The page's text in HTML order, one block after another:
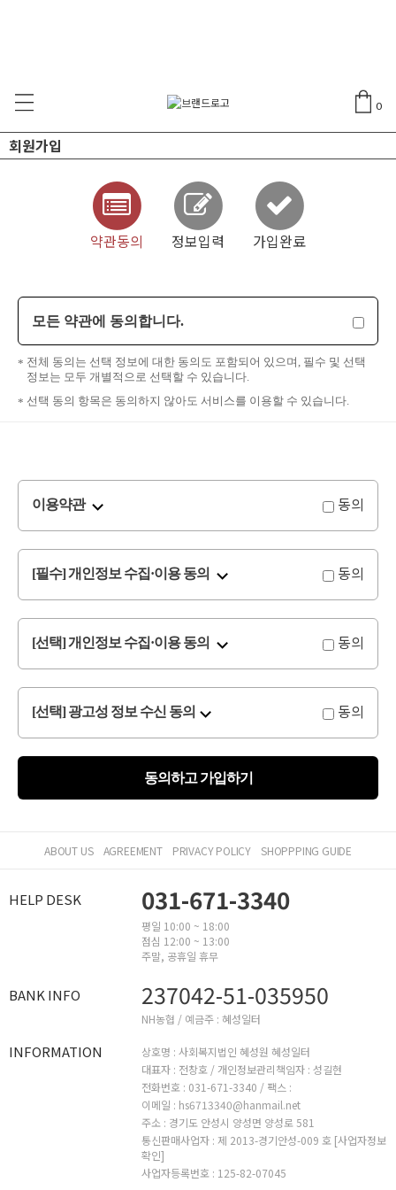
0
회원가입
약관동의 정보입력 가입완료
모든 약관에 동의합니다.
전체 동의는 선택 정보에 대한 동의도 포함되어 있으며, 필수 및 선택
정보는 모두 개별적으로 선택할 수 있습니다.
선택 동의 항목은 동의하지 않아도 서비스를 이용할 수 있습니다.
이용약관 동의
[필수] 개인정보 수집·이용 동의 동의
[선택] 개인정보 수집·이용 동의 동의
[선택] 광고성 정보 수신 동의 동의
동의하고 가입하기
ABOUT US AGREEMENT PRIVACY POLICY SHOPPPING GUIDE
HELP DESK 031-671-3340
평일 10:00 ~ 18:00
점심 12:00 ~ 13:00
주말, 공휴일 휴무
BANK INFO 237042-51-035950
NH농협 / 예금주 : 혜성일터
INFORMATION
상호명 : 사회복지법인 혜성원 혜성일터
대표자 : 전창호 / 개인정보관리책임자 : 성길현
전화번호 : 031-671-3340 / 팩스 :
이메일 : hs6713340@hanmail.net
주소 : 경기도 안성시 양성면 양성로 581
통신판매사업자 : 제 2013-경기안성-009 호 [사업자정보
확인]
사업자등록번호 : 125-82-07045